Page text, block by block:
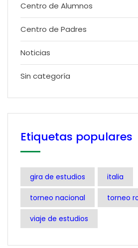
Centro de Alumnos
Centro de Padres
Noticias
Sin categoría
Etiquetas populares
gira de estudios italia
torneo nacional torneo
viaje de estudios